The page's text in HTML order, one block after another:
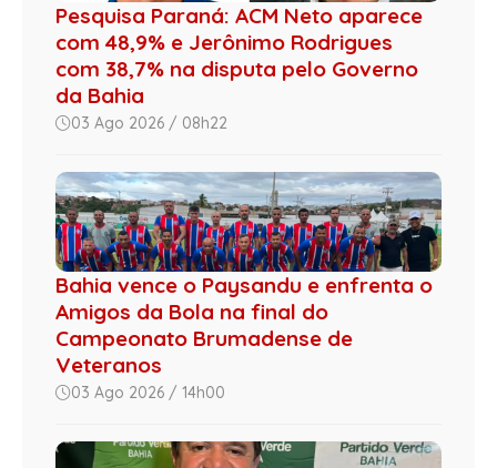
Pesquisa Paraná: ACM Neto aparece
com 48,9% e Jerônimo Rodrigues
com 38,7% na disputa pelo Governo
da Bahia
03 Ago 2026 / 08h22
Bahia vence o Paysandu e enfrenta o
Amigos da Bola na final do
Campeonato Brumadense de
Veteranos
03 Ago 2026 / 14h00